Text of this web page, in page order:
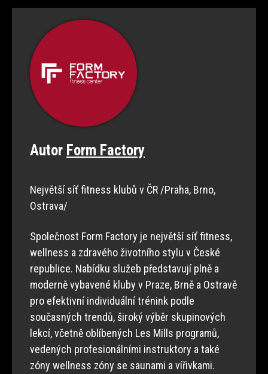
Autor Form Factory
Největší síť fitness klubů v ČR /Praha, Brno,
Ostrava/
Společnost Form Factory je největší síť fitness,
wellness a zdravého životního stylu v České
republice. Nabídku služeb představují plně a
moderně vybavené kluby v Praze, Brně a Ostravě
pro efektivní individuální trénink podle
současných trendů, široký výběr skupinových
lekcí, včetně oblíbených Les Mills programů,
vedených profesionálními instruktory a také
zóny wellness zóny se saunami a vířivkami.